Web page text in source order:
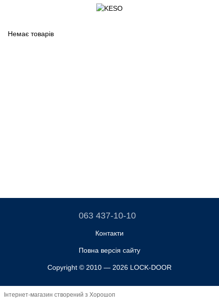
Немає товарів
063 437-10-10
Контакти
Повна версія сайту
Copyright © 2010 — 2026 LOCK-DOOR
Інтернет-магазин створений з Хорошоп